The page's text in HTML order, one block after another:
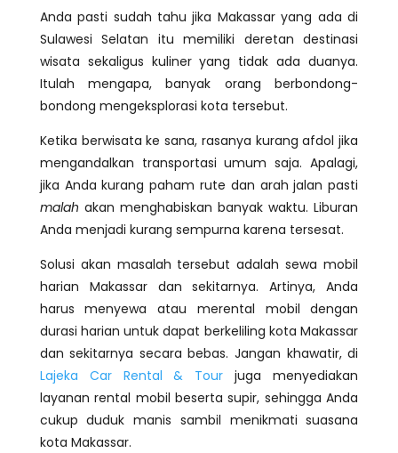
Anda pasti sudah tahu jika Makassar yang ada di
Sulawesi Selatan itu memiliki deretan destinasi
wisata sekaligus kuliner yang tidak ada duanya.
Itulah mengapa, banyak orang berbondong-
bondong mengeksplorasi kota tersebut.
Ketika berwisata ke sana, rasanya kurang afdol jika
mengandalkan transportasi umum saja. Apalagi,
jika Anda kurang paham rute dan arah jalan pasti
malah akan menghabiskan banyak waktu. Liburan
Anda menjadi kurang sempurna karena tersesat.
Solusi akan masalah tersebut adalah sewa mobil
harian Makassar dan sekitarnya. Artinya, Anda
harus menyewa atau merental mobil dengan
durasi harian untuk dapat berkeliling kota Makassar
dan sekitarnya secara bebas. Jangan khawatir, di
Lajeka Car Rental & Tour juga menyediakan
layanan rental mobil beserta supir, sehingga Anda
cukup duduk manis sambil menikmati suasana
kota Makassar.